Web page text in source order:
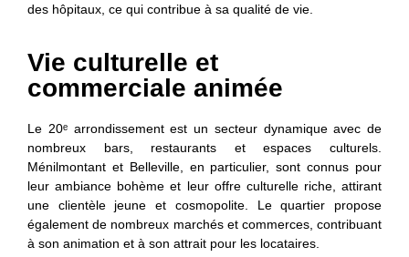
des hôpitaux, ce qui contribue à sa qualité de vie.
Vie culturelle et
commerciale animée
Le 20ᵉ arrondissement est un secteur dynamique avec de
nombreux bars, restaurants et espaces culturels.
Ménilmontant et Belleville, en particulier, sont connus pour
leur ambiance bohème et leur offre culturelle riche, attirant
une clientèle jeune et cosmopolite. Le quartier propose
également de nombreux marchés et commerces, contribuant
à son animation et à son attrait pour les locataires.